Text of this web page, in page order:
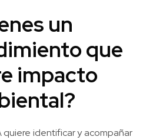
un
que
impacto
quiere identificar y acompañar